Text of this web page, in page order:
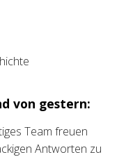
von gestern:
Team freuen
Antworten zu